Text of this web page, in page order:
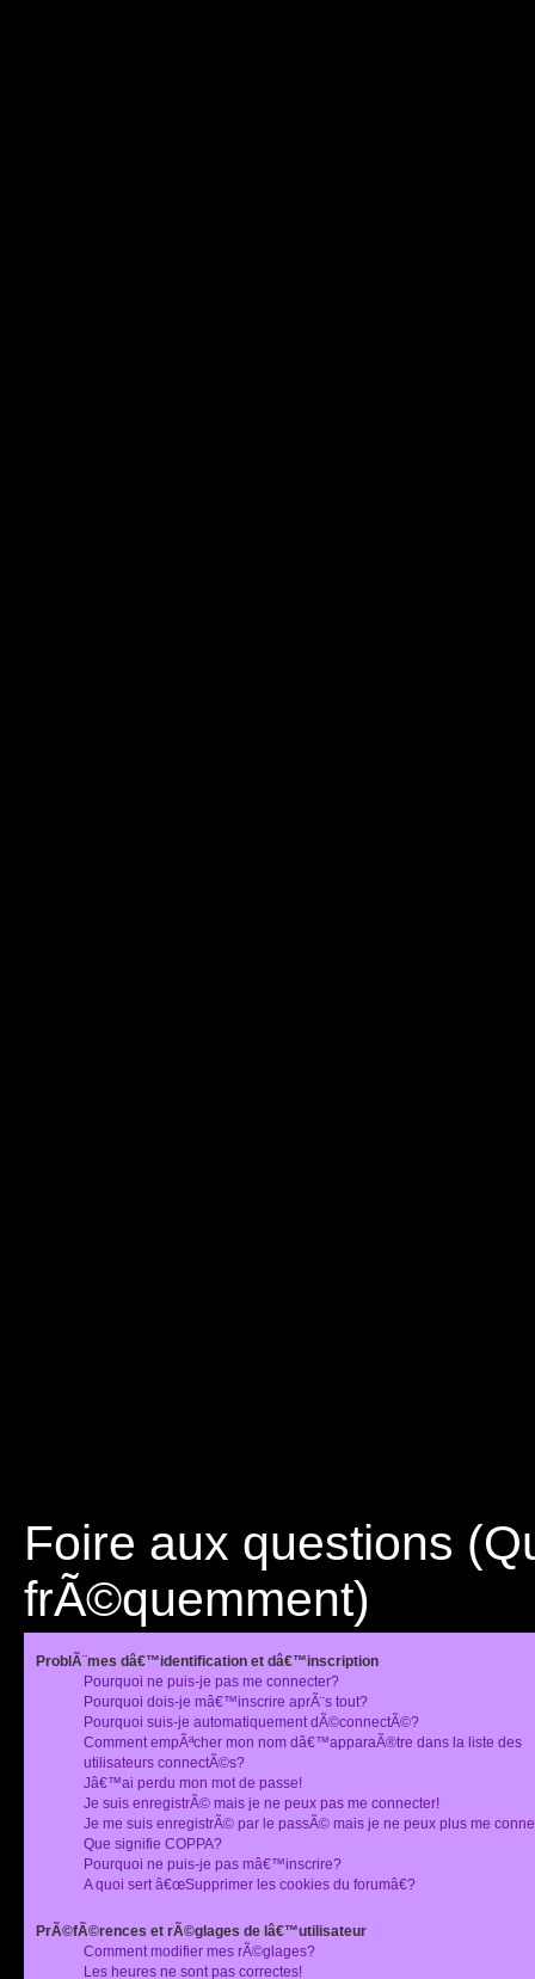
Foire aux questions
frÃ©quemment)
ProblÃ¨mes dâ€™identification et dâ€™inscription
Pourquoi ne puis-je pas me connecter?
Pourquoi dois-je mâ€™inscrire aprÃ¨s tout?
Pourquoi suis-je automatiquement dÃ©connectÃ©?
Comment empÃªcher mon nom dâ€™apparaÃ®tre dans la liste des
utilisateurs connectÃ©s?
Jâ€™ai perdu mon mot de passe!
Je suis enregistrÃ© mais je ne peux pas me connecter!
Je me suis enregistrÃ© par le passÃ© mais je ne peux plus me
Que signifie COPPA?
Pourquoi ne puis-je pas mâ€™inscrire?
A quoi sert â€œSupprimer les cookies du forumâ€?
PrÃ©fÃ©rences et rÃ©glages de lâ€™utilisateur
Comment modifier mes rÃ©glages?
Les heures ne sont pas correctes!